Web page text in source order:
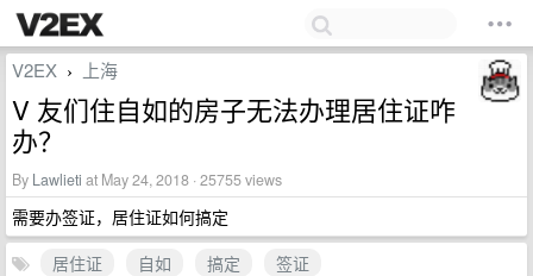
V2EX › 上海
V 友们住自如的房子无法办理居住证咋
办？
By Lawlieti at May 24, 2018 · 25755 views
需要办签证，居住证如何搞定
居住证
自如 搞定
签证